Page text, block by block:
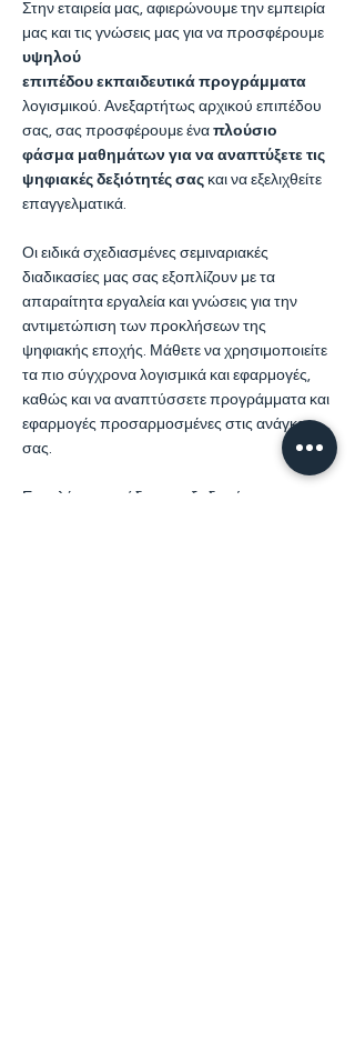
Στην εταιρεία μας, αφιερώνουμε την εμπειρία
μας και τις γνώσεις μας για να προσφέρουμε
υψηλού
επιπέδου εκπαιδευτικά προγράμματα
λογισμικού. Ανεξαρτήτως αρχικού επιπέδου
σας, σας προσφέρουμε ένα πλούσιο
φάσμα μαθημάτων για να αναπτύξετε τις
ψηφιακές δεξιότητές σας και να εξελιχθείτε
επαγγελματικά.
Οι ειδικά σχεδιασμένες σεμιναριακές
διαδικασίες μας σας εξοπλίζουν με τα
απαραίτητα εργαλεία και γνώσεις για την
αντιμετώπιση των προκλήσεων της
ψηφιακής εποχής. Μάθετε να χρησιμοποιείτε
τα πιο σύγχρονα λογισμικά και εφαρμογές,
καθώς και να αναπτύσσετε προγράμματα και
εφαρμογές προσαρμοσμένες στις ανάγκες
σας.
Επιπλέον, η ομάδα μας εξειδικεύεται στον